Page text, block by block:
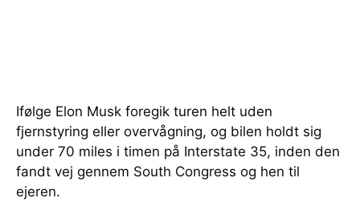
Ifølge Elon Musk foregik turen helt uden
fjernstyring eller overvågning, og bilen holdt sig
under 70 miles i timen på Interstate 35, inden den
fandt vej gennem South Congress og hen til
ejeren.